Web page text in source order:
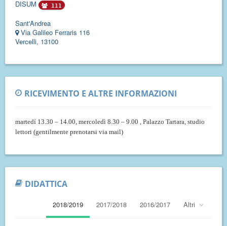
DISUM 111
Sant'Andrea
Via Galileo Ferraris 116
Vercelli, 13100
RICEVIMENTO E ALTRE INFORMAZIONI
martedí 13.30 – 14.00, mercoledì 8.30 – 9.00 , Palazzo Tartara, studio
lettori (gentilmente prenotarsi via mail)
DIDATTICA
2018/2019 2017/2018 2016/2017 Altri